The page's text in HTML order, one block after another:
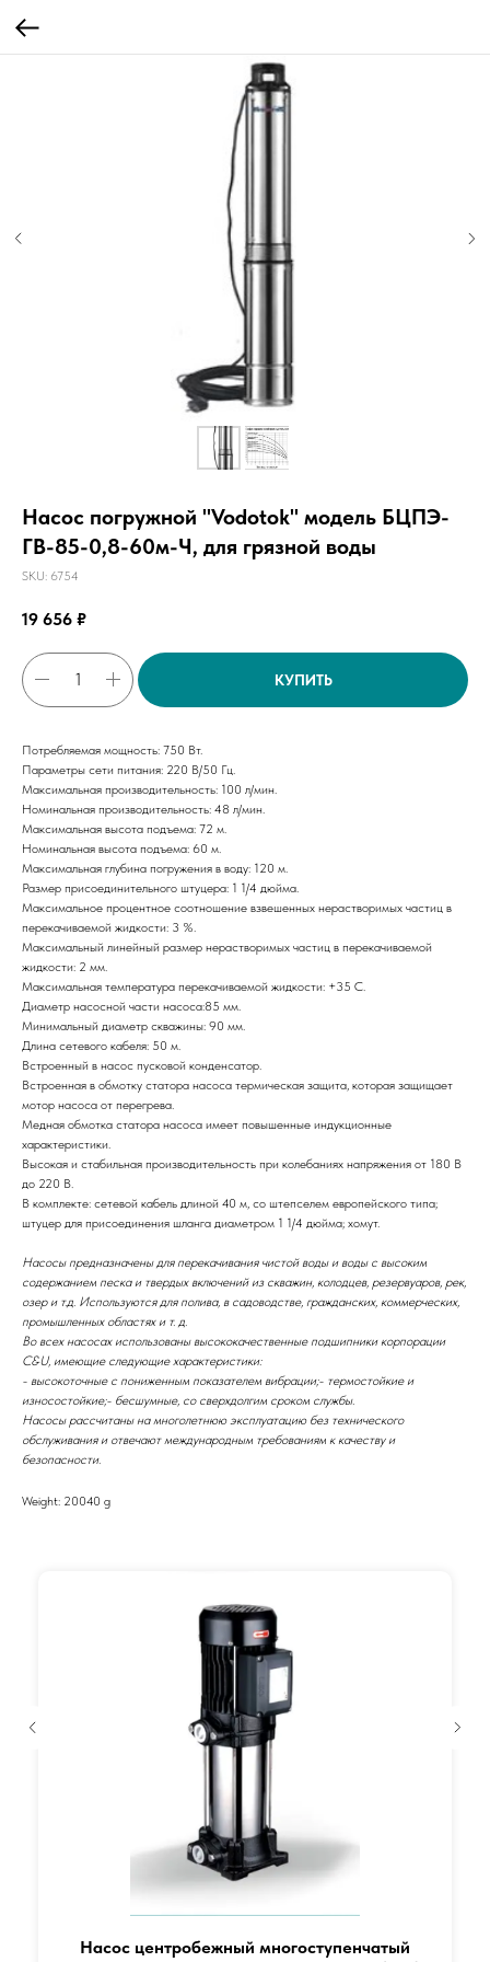
Насос погружной "Vodotok" модель БЦПЭ-
ГВ-85-0,8-60м-Ч, для грязной воды
SKU: 6754
19 656 ₽
КУПИТЬ
Потребляемая мощность: 750 Вт.
Параметры сети питания: 220 В/50 Гц.
Максимальная производительность: 100 л/мин.
Номинальная производительность: 48 л/мин.
Максимальная высота подъема: 72 м.
Номинальная высота подъема: 60 м.
Максимальная глубина погружения в воду: 120 м.
Размер присоединительного штуцера: 1 1/4 дюйма.
Максимальное процентное соотношение взвешенных нерастворимых частиц в
перекачиваемой жидкости: 3 %.
Максимальный линейный размер нерастворимых частиц в перекачиваемой
жидкости: 2 мм.
Максимальная температура перекачиваемой жидкости: +35 С.
Диаметр насосной части насоса:85 мм.
Минимальный диаметр скважины: 90 мм.
Длина сетевого кабеля: 50 м.
Встроенный в насос пусковой конденсатор.
Встроенная в обмотку статора насоса термическая защита, которая защищает
мотор насоса от перегрева.
Медная обмотка статора насоса имеет повышенные индукционные
характеристики.
Высокая и стабильная производительность при колебаниях напряжения от 180 В
до 220 В.
В комплекте: сетевой кабель длиной 40 м, со штепселем европейского типа;
штуцер для присоединения шланга диаметром 1 1/4 дюйма; хомут.
Насосы предназначены для перекачивания чистой воды и воды с высоким
содержанием песка и твердых включений из скважин, колодцев, резервуаров, рек,
озер и т.д. Используются для полива, в садоводстве, гражданских, коммерческих,
промышленных областях и т. д.
Во всех насосах использованы высококачественные подшипники корпорации
C&U, имеющие следующие характеристики:
- высокоточные с пониженным показателем вибрации;- термостойкие и
износостойкие;- бесшумные, со сверхдолгим сроком службы.
Насосы рассчитаны на многолетнюю эксплуатацию без технического
обслуживания и отвечают международным требованиям к качеству и
безопасности.
Weight: 20040 g
Насос центробежный многоступенчатый